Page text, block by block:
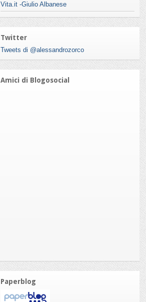
Vita.it -Giulio Albanese
Twitter
Tweets di @alessandrozorco
Amici di Blogosocial
Paperblog